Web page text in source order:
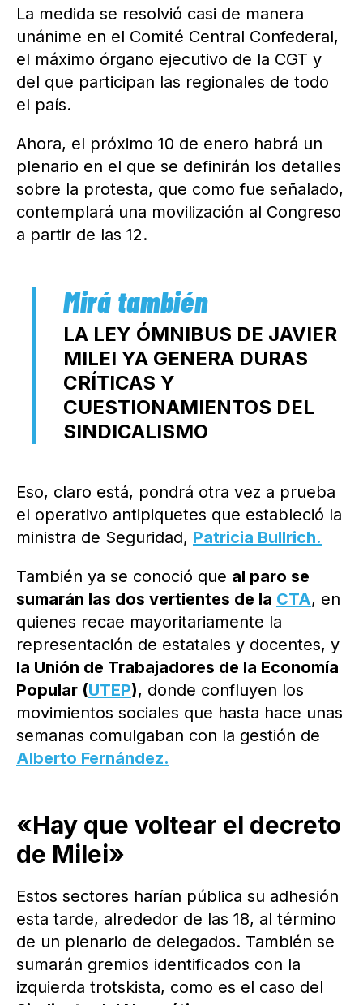
La medida se resolvió casi de manera
unánime en el Comité Central Confederal,
el máximo órgano ejecutivo de la CGT y
del que participan las regionales de todo
el país.
Ahora, el próximo 10 de enero habrá un
plenario en el que se definirán los detalles
sobre la protesta, que como fue señalado,
contemplará una movilización al Congreso
a partir de las 12.
LA LEY ÓMNIBUS DE JAVIER
MILEI YA GENERA DURAS
CRÍTICAS Y
CUESTIONAMIENTOS DEL
SINDICALISMO
Eso, claro está, pondrá otra vez a prueba
el operativo antipiquetes que estableció la
ministra de Seguridad, Patricia Bullrich.
También ya se conoció que al paro se
sumarán las dos vertientes de la CTA, en
quienes recae mayoritariamente la
representación de estatales y docentes, y
la Unión de Trabajadores de la Economía
Popular (UTEP), donde confluyen los
movimientos sociales que hasta hace unas
semanas comulgaban con la gestión de
Alberto Fernández.
«Hay que voltear el decreto
de Milei»
Estos sectores harían pública su adhesión
esta tarde, alrededor de las 18, al término
de un plenario de delegados. También se
sumarán gremios identificados con la
izquierda trotskista, como es el caso del